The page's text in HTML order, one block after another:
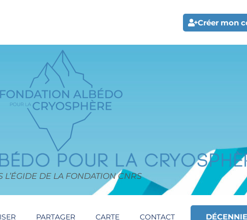
Créer mon
L’ÉGIDE DE LA FONDATION CNRS
PARTAGER CARTE CONTACT